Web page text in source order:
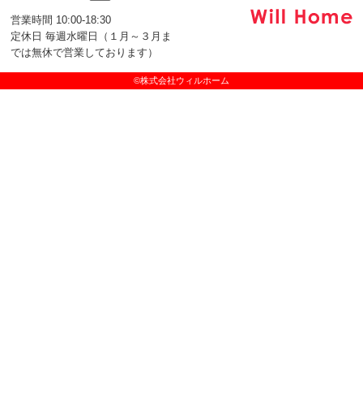
営業時間 10:00-18:30
定休日 毎週水曜日（１月～３月ま
では無休で営業しております）
©株式会社ウィルホーム